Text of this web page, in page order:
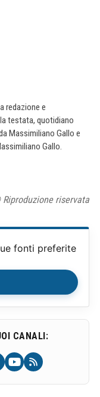
redazione e
testata, quotidiano
Massimiliano Gallo e
Gallo.
riservata
fonti preferite
CANALI: